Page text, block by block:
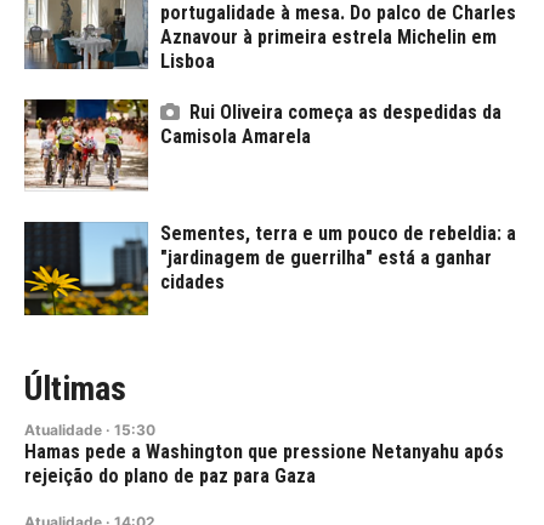
portugalidade à mesa. Do palco de Charles
Aznavour à primeira estrela Michelin em
Lisboa
Rui Oliveira começa as despedidas da
Camisola Amarela
Sementes, terra e um pouco de rebeldia: a
"jardinagem de guerrilha" está a ganhar
cidades
Últimas
Atualidade · 15:30
Hamas pede a Washington que pressione Netanyahu após
rejeição do plano de paz para Gaza